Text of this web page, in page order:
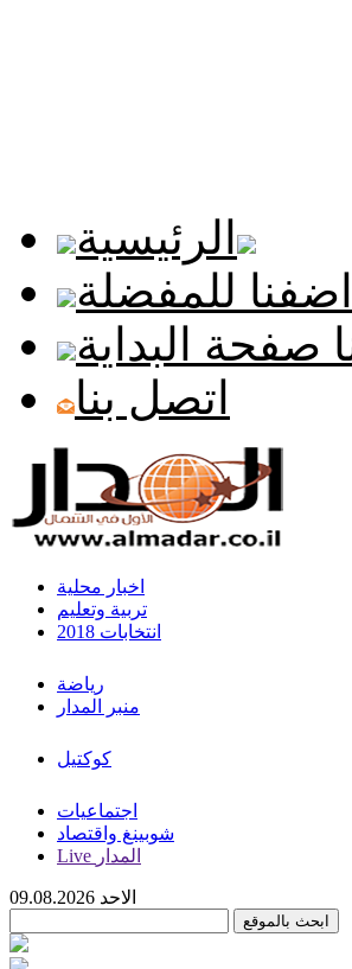
الرئيسية
اضفنا للمفضلة
صفحة البداية
اتصل بنا
اخبار محلية
تربية وتعليم
انتخابات 2018
رياضة
منبر المدار
كوكتيل
اجتماعيات
شوبينغ واقتصاد
Live المدار